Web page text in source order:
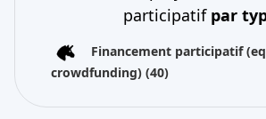
participatif par
Financement participatif
crowdfunding) (40)